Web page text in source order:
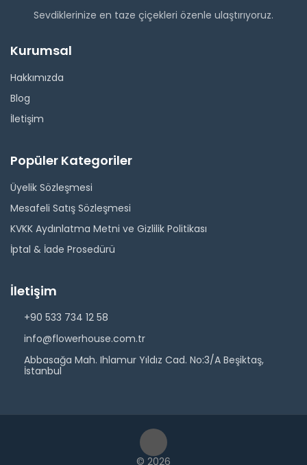
Sevdiklerinize en taze çiçekleri özenle ulaştırıyoruz.
Kurumsal
Hakkımızda
Blog
İletişim
Popüler Kategoriler
Üyelik Sözleşmesi
Mesafeli Satış Sözleşmesi
KVKK Aydınlatma Metni ve Gizlilik Politikası
İptal & İade Prosedürü
İletişim
+90 533 734 12 58
info@flowerhouse.com.tr
Abbasağa Mah. Ihlamur Yıldız Cad. No:3/A Beşiktaş,
İstanbul
© 2026